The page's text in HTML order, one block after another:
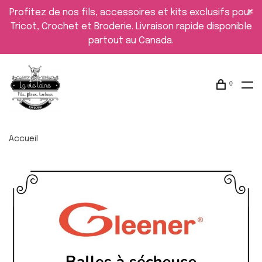
Profitez de nos fils, accessoires et kits exclusifs pour
Tricot, Crochet et Broderie. Livraison rapide disponible
partout au Canada.
0
Accueil